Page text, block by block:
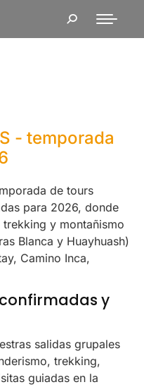
- temporada
de tours
para 2026, donde
y montañismo
Blanca y Huayhuash)
Camino Inca,
y
salidas grupales
trekking,
guiadas en la